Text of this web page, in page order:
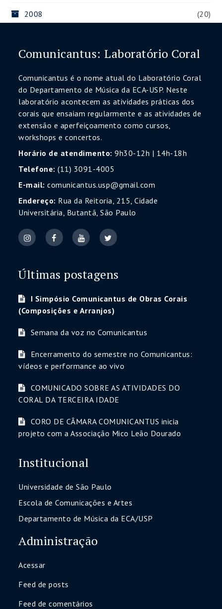
2008
(20)
Comunicantus: Laboratório Coral
Comunicantus é o nome atual do Laboratório Coral
do Departamento de Música da ECA-USP. Neste
laboratório acontecem as atividades práticas dos
corais que ensaiam regularmente e as atividades de
extensão e aperfeiçoamento como cursos,
workshops e concertos.
Horário de atendimento: 9h30-12h | 14h-18h
Telefone: (11) 3091-4005
E-mail: comunicantus.usp@gmail.com
Endereço: Rua da Reitoria, 215, Cidade
Universitária, Butantã, São Paulo
Últimas postagens
I Simpósio Comunicantus de Obras Corais
(Composições e Arranjos)
Semana da voz no Comunicantus
Encerramento do semestre no Comunicantus:
vídeos e performance ao vivo
COMUNICADO SOBRE AS ATIVIDADES DO
CORAL DA TERCEIRA IDADE
CORO DE CÂMARA COMUNICANTUS inicia
projeto com a Associação Mico Leão Dourado
Institucional
Universidade de São Paulo
Escola de Comunicações e Artes
Departamento de Música da ECA/USP
Administração
Acessar
Feed de posts
Feed de comentários